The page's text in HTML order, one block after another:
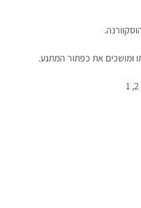
ומושכים את כפתור המתנע.